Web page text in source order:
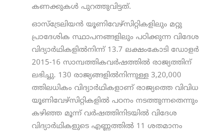
കണക്കുകൾ പുറത്തുവിട്ടത്.
ഓസ്‌ട്രേലിയന്‍ യൂണിവേഴ്‌സിറ്റികളിലും മറ്റു
പ്രാദേശിക സ്ഥാപനങ്ങളിലും പഠിക്കുന്ന വിദേശ
വിദ്യാര്‍ഥികളില്‍നിന്ന് 13.7 ലക്ഷംകോടി ഡോളർ
2015-16 സാമ്പത്തികവർഷത്തിൽ രാജ്യത്തിന്
ലഭിച്ചു. 130 രാജ്യങ്ങളില്‍നിന്നുള്ള 3,20,000
ത്തിലധികം വിദ്യാര്‍ഥികളാണ് രാജ്യത്തെ വിവിധ
യൂണിവേഴ്‌സിറ്റികളില്‍ പഠനം നടത്തുന്നതെന്നും
കഴിഞ്ഞ മൂന്ന് വർഷത്തിനിടയിൽ വിദേശ
വിദ്യാര്‍ഥികളുടെ എണ്ണത്തില്‍ 11 ശതമാനം